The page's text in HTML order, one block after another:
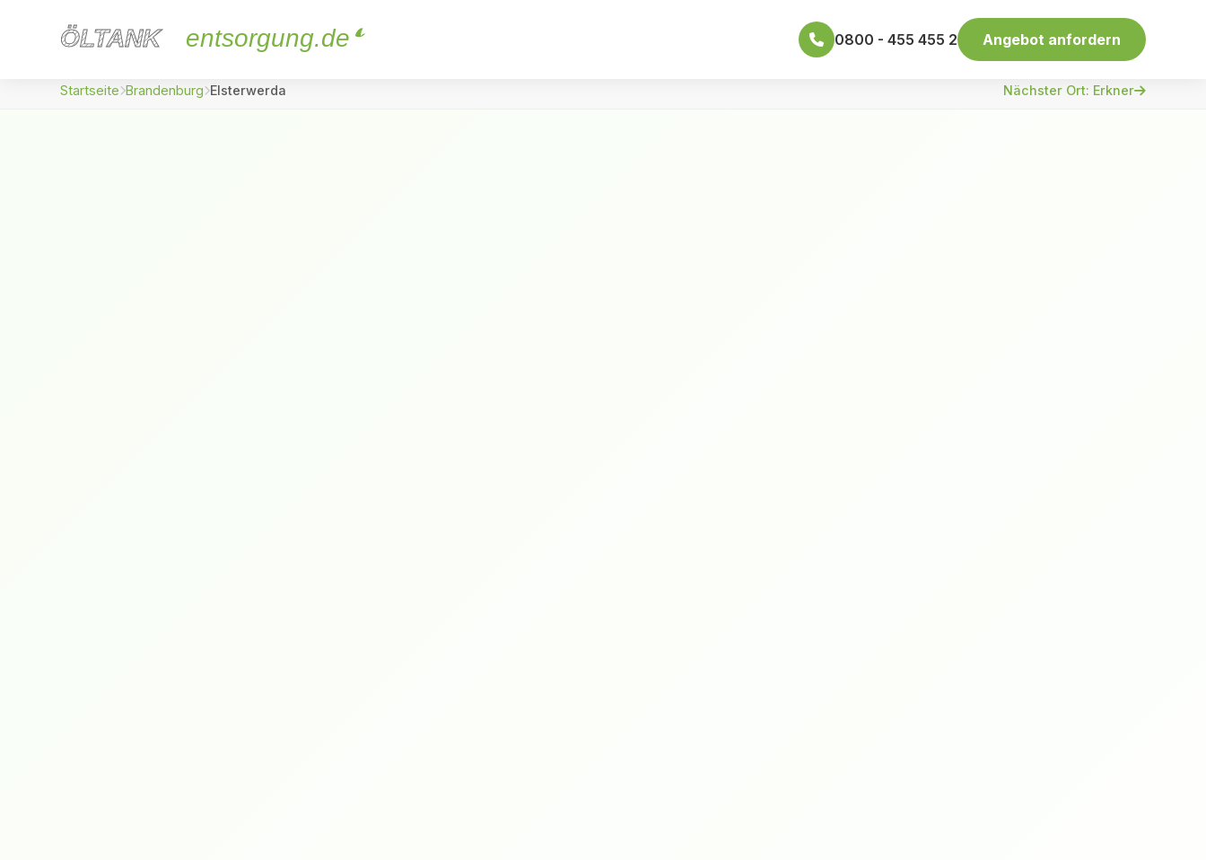
ÖLTANK
ÖLTANK entsorgung.de 0800 - 455 455 2 Angebot anfordern
Startseite Brandenburg Elsterwerda Nächster Ort: Erkner